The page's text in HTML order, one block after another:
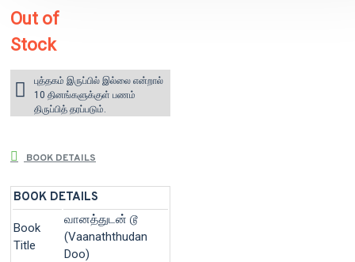
Out of
Stock
புத்தகம் இருப்பில் இல்லை என்றால்
10 தினங்களுக்குள் பணம்
திருப்பித் தரப்படும்.
BOOK DETAILS
BOOK DETAILS
Book
Title
வானத்துடன் டூ
(Vaanaththudan
Doo)